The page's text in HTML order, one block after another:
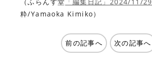
粋/Yamaoka Kimiko）
前の記事へ 次の記事へ